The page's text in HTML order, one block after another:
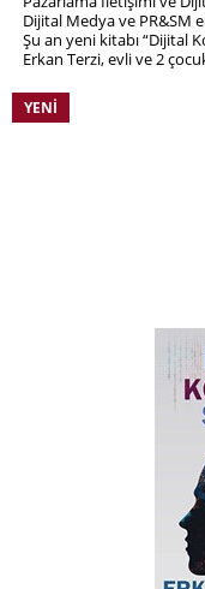
Dijital Medya ve PR&SM
Şu an yeni kitabı “Dijital
Erkan Terzi, evli ve 2
YENI